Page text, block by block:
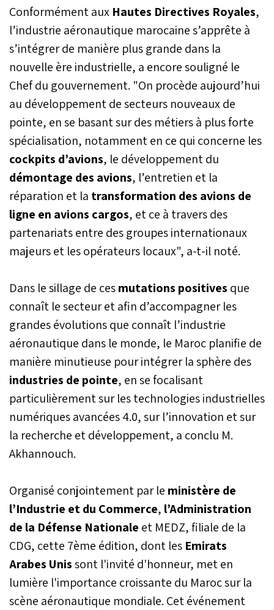
Conformément aux Hautes Directives Royales,
l’industrie aéronautique marocaine s’apprête à
s’intégrer de manière plus grande dans la
nouvelle ère industrielle, a encore souligné le
Chef du gouvernement. "On procède aujourd’hui
au développement de secteurs nouveaux de
pointe, en se basant sur des métiers à plus forte
spécialisation, notamment en ce qui concerne les
cockpits d’avions, le développement du
démontage des avions, l’entretien et la
réparation et la transformation des avions de
ligne en avions cargos, et ce à travers des
partenariats entre des groupes internationaux
majeurs et les opérateurs locaux", a-t-il noté.
Dans le sillage de cesmutations positives que
connaît le secteur et afin d’accompagner les
grandes évolutions que connaît l’industrie
aéronautique dans le monde, le Maroc planifie de
manière minutieuse pour intégrer la sphère des
industries de pointe, en se focalisant
particulièrement sur les technologies industrielles
numériques avancées 4.0, sur l’innovation et sur
la recherche et développement, a conclu M.
Akhannouch.
Organisé conjointement par le ministère de
l’Industrie et du Commerce, l’Administration
de la Défense Nationale et MEDZ, filiale de la
CDG, cette 7ème édition, dont les Emirats
Arabes Unissont l'invité d'honneur, met en
lumière l'importance croissante du Maroc sur la
scène aéronautique mondiale. Cet événement